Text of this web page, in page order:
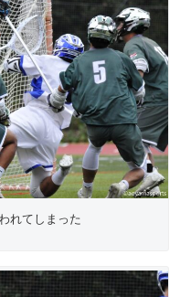
れてしまった